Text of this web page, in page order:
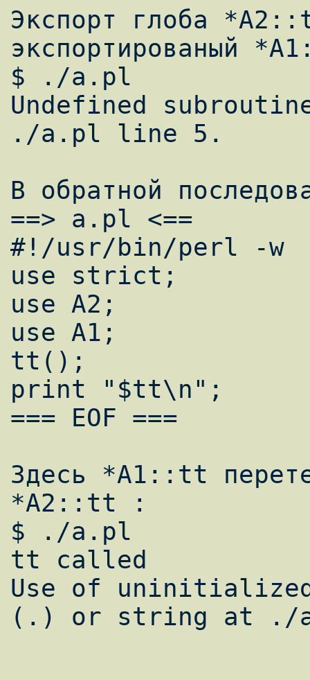
Экспорт глоба
экспортированый
$ ./a.pl
Undefined
./a.pl line 5.
В обратной
==> a.pl <==
#!/usr/bin/perl -w
use strict;
use A2;
use A1;
tt();
print "$tt\n";
=== EOF ===
Здесь *A1::tt
*A2::tt :
$ ./a.pl
tt called
Use of
(.) or string at ./